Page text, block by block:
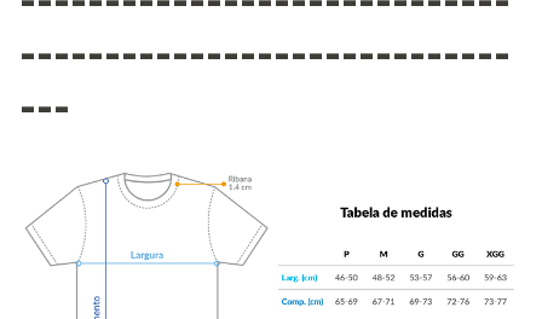
-----------------------------
---